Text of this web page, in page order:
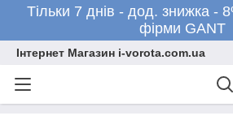
Тільки 7 днів - дод. знижка -
фірми GANT
Інтернет Магазин i-vorota.com.ua